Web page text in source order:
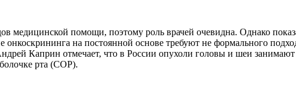
медицинской помощи, поэтому роль врачей очевидна. Однако
онкоскрининга на постоянной основе требуют не формального
Каприн отмечает, что в России опухоли головы и шеи
рта (СОР).